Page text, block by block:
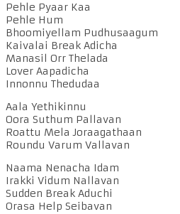
Pehle Pyaar Kaa
Pehle Hum
Bhoomiyellam Pudhusaagum
Kaivalai Break Adicha
Manasil Orr Thelada
Lover Aapadicha
Innonnu Thedudaa
Aala Yethikinnu
Oora Suthum Pallavan
Roattu Mela Joraagathaan
Roundu Varum Vallavan
Naama Nenacha Idam
Irakki Vidum Nallavan
Sudden Break Aduchi
Orasa Help Seibavan